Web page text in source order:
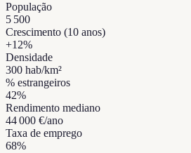
População
5 500
Crescimento (10 anos)
+12%
Densidade
300 hab/km²
% estrangeiros
42%
Rendimento mediano
44 000 €/ano
Taxa de emprego
68%